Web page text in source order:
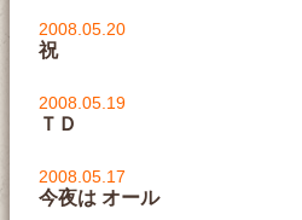
2008.05.20
祝
2008.05.19
ＴＤ
2008.05.17
今夜は オール